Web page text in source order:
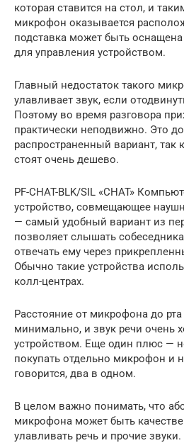
которая ставится на стол, и
микрофон оказывается
подставка может быть
для управления устройством.
Главный недостаток такого
улавливает звук, если
Поэтому во время разговора
практически неподвижно. Это
распространенный вариант,
стоят очень дешево.
PF-CHAT-BLK/SIL «CHAT»
устройство, совмещающее
— самый удобный вариант из
позволяет слышать
отвечать ему через
Обычно такие устройства
колл-центрах.
Расстояние от микрофона до
минимально, и звук речи очень
устройством. Еще один плюс —
покупать отдельно микрофон и
говорится, два в одном.
В целом важно понимать, что
микрофона может быть
улавливать речь и прочие